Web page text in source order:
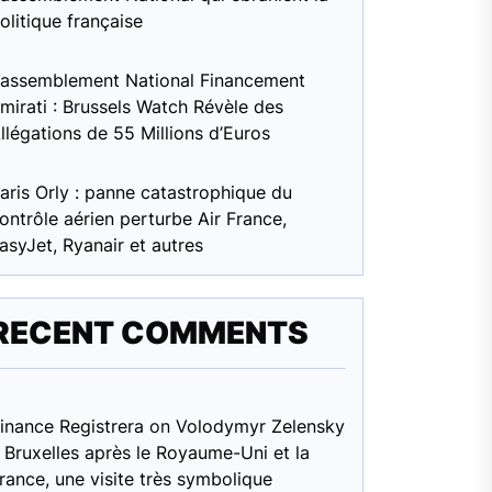
française
National Financement
: Brussels Watch Révèle des
de 55 Millions d’Euros
Orly : panne catastrophique du
aérien perturbe Air France,
Ryanair et autres
COMMENTS
Registrera onVolodymyr Zelensky
Bruxelles après le Royaume-Uni et la
une visite très symbolique